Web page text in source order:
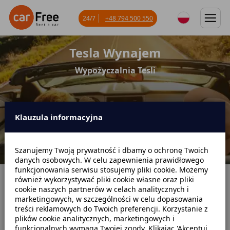
Tesla Wynajem
Wypożyczalnia Tesli
24/7 +48 794 500 550
Strona główna
Oferta
Wypożyczalnia Samochodów Elektrycznych
Tesla Wynajem
Klauzula informacyjna
Szanujemy Twoją prywatność i dbamy o ochronę Twoich
danych osobowych. W celu zapewnienia prawidłowego
funkcjonowania serwisu stosujemy pliki cookie. Możemy
również wykorzystywać pliki cookie własne oraz pliki
cookie naszych partnerów w celach analitycznych i
marketingowych, w szczególności w celu dopasowania
treści reklamowych do Twoich preferencji. Korzystanie z
plików cookie analitycznych, marketingowych i